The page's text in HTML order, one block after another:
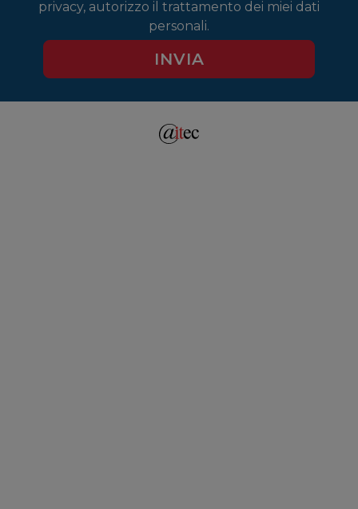
privacy, autorizzo il trattamento dei miei dati
personali.